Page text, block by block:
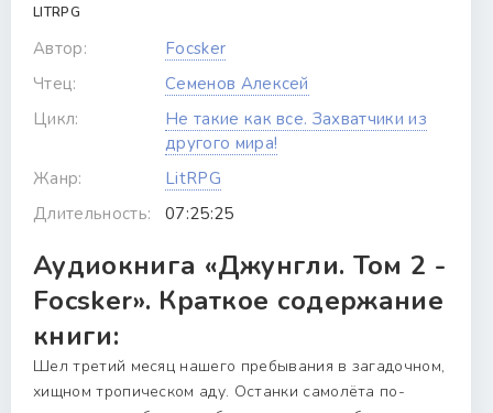
LITRPG
Автор:
Focsker
Чтец:
Семенов Алексей
Цикл:
Не такие как все. Захватчики из
другого мира!
Жанр:
LitRPG
Длительность:
07:25:25
Аудиокнига «Джунгли. Том 2 -
Focsker». Краткое содержание
книги:
Шел третий месяц нашего пребывания в загадочном,
хищном тропическом аду. Останки самолёта по-